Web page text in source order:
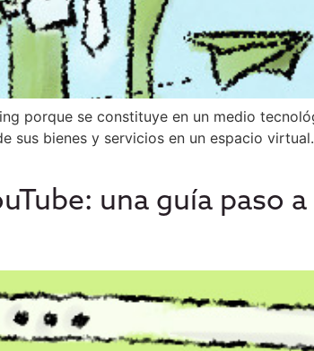
porque se constituye en un medio
sus bienes y servicios en un espacio
una guía paso